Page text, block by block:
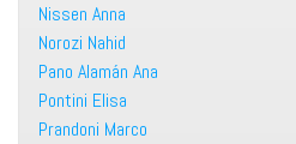
Nissen Anna
Norozi Nahid
Pano Alamán Ana
Pontini Elisa
Prandoni Marco